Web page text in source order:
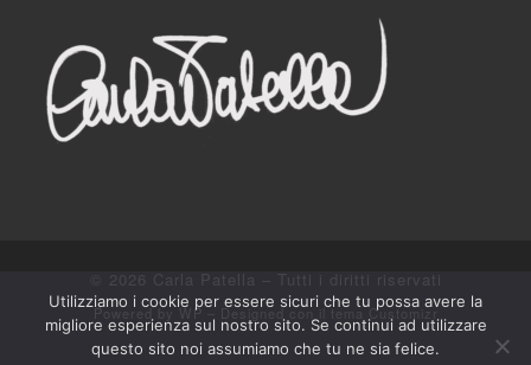
© 2026 Carla Patella – Tutti i diritti riservati
Powered byWP– Designed con iltema Customizr
Utilizziamo i cookie per essere sicuri che tu possa avere la
migliore esperienza sul nostro sito. Se continui ad utilizzare
questo sito noi assumiamo che tu ne sia felice.